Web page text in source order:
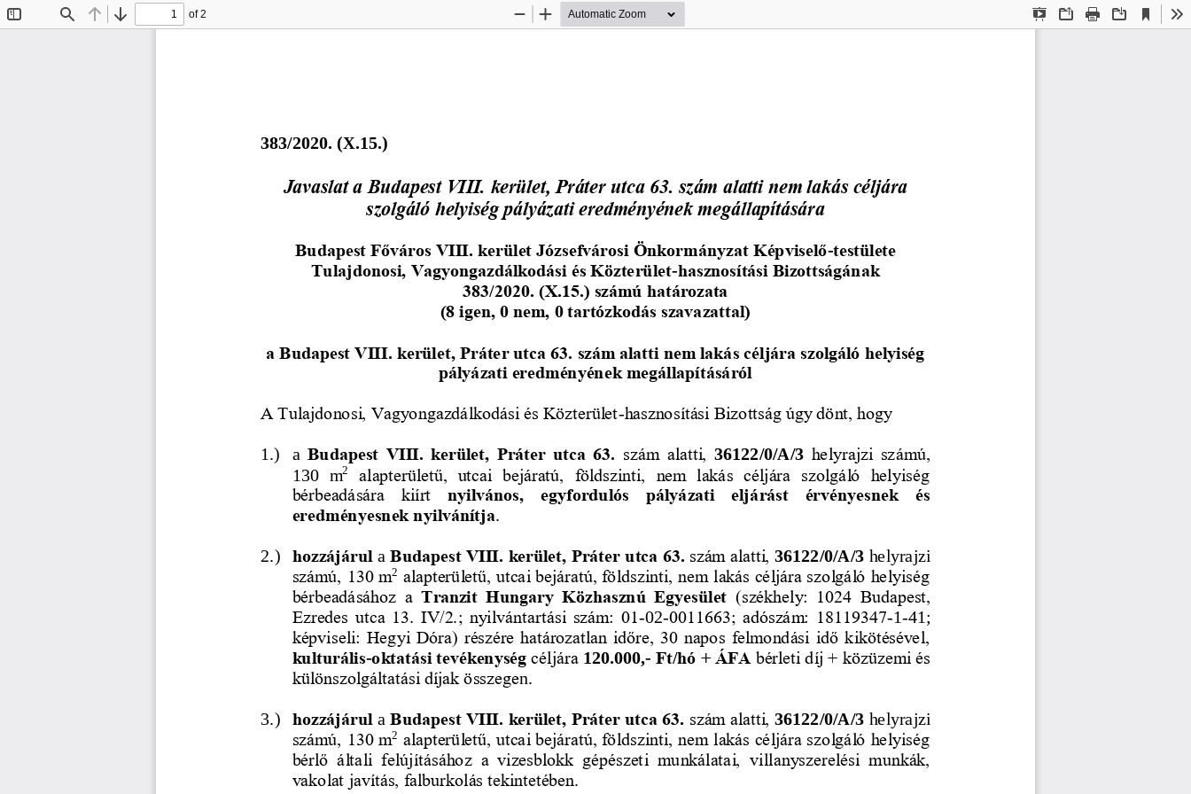
Find Previous
Next
of 2
Presentation
OpenPrint Download
Current
View
Zoom
Zoom
383/2020. (X.15.)
Javaslat a Budapest VIII. kerület, Práter utca 63. szám alatti nem lakás céljára
szolgáló helyiség pályázati eredményének megállapítására
Budapest Főváros VIII. kerület Józsefvárosi Önkormányzat Képviselő-testülete
Tulajdonosi, Vagyongazdálkodási és Közterület-hasznosítási Bizottságának
383/2020. (X.15.) számú határozata
(8 igen, 0 nem, 0 tartózkodás szavazattal)
a Budapest VIII. kerület, Práter utca 63. szám alatti nem lakás céljára szolgáló helyiség
pályázati eredményének megállapításáról
A Tulajdonosi, Vagyongazdálkodási és Közterület-hasznosítási Bizottság úgy dönt, hogy
1.) a Budapest  VIII.  kerület,  Práter  utca  63. szám  alatti, 36122/0/A/3 helyrajzi  számú,
130  m2
alapterületű,  utcai  bejáratú,  földszinti,  nem  lakás  céljára  szolgáló  helyiség
bérbeadására   kiírt
nyilvános,  egyfordulós  pályázati  eljárást  érvényesnek  és
eredményesnek nyilvánítja
2.) hozzájárul a Budapest VIII. kerület, Práter utca 63. szám alatti, 36122/0/A/3 helyrajzi
számú, 130 m2 alapterületű, utcai bejáratú, földszinti, nem lakás céljára szolgáló helyiség
bérbeadásához  a Tranzit  Hungary  Közhasznú  Egyesület (székhely:  1024  Budapest,
Ezredes  utca  13.  IV/2.;  nyilvántartási  szám:  01-02-0011663;  adószám:  18119347-1-41;
képviseli: Hegyi Dóra) részére határozatlan időre, 30 napos felmondási idő kikötésével,
kulturális-oktatási tevékenység céljára 120.000,- Ft/hó + ÁFA bérleti díj + közüzemi és
különszolgáltatási díjak összegen.
3.) hozzájárul a Budapest VIII. kerület, Práter utca 63. szám alatti, 36122/0/A/3 helyrajzi
számú, 130 m2 alapterületű, utcai bejáratú, földszinti, nem lakás céljára szolgáló helyiség
bérlő  általi  felújításához  a  vizesblokk  gépészeti  munkálatai, villanyszerelési  munkák,
vakolat javítás, falburkolás tekintetében.